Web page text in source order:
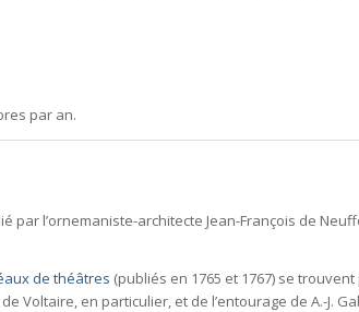
par an.
par l’ornemaniste-architecte Jean-François de
de théâtres (publiés en 1765 et 1767) se
Voltaire, en particulier, et de l’entourage de A.-J.